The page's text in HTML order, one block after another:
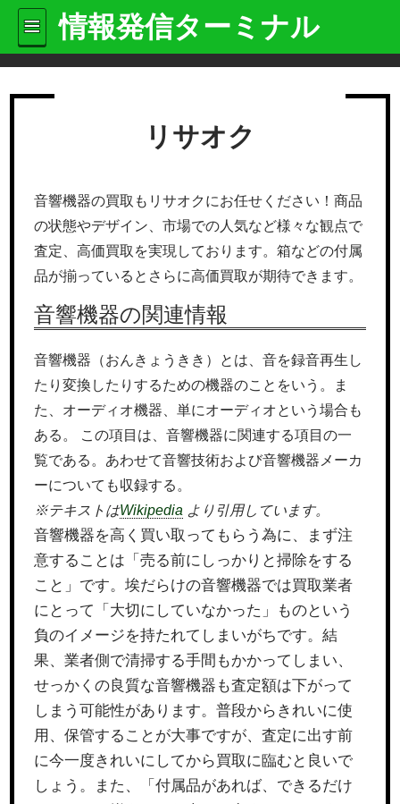
情報発信ターミナル
リサオク
音響機器の買取もリサオクにお任せください！商品
の状態やデザイン、市場での人気など様々な観点で
査定、高価買取を実現しております。箱などの付属
品が揃っているとさらに高価買取が期待できます。
音響機器の関連情報
音響機器（おんきょうきき）とは、音を録音再生し
たり変換したりするための機器のことをいう。ま
た、オーディオ機器、単にオーディオという場合も
ある。 この項目は、音響機器に関連する項目の一
覧である。あわせて音響技術および音響機器メーカ
ーについても収録する。
※テキストはWikipedia より引用しています。
音響機器を高く買い取ってもらう為に、まず注
意することは「売る前にしっかりと掃除をする
こと」です。埃だらけの音響機器では買取業者
にとって「大切にしていなかった」ものという
負のイメージを持たれてしまいがちです。結
果、業者側で清掃する手間もかかってしまい、
せっかくの良質な音響機器も査定額は下がって
しまう可能性があります。普段からきれいに使
用、保管することが大事ですが、査定に出す前
に今一度きれいにしてから買取に臨むと良いで
しょう。また、「付属品があれば、できるだけ